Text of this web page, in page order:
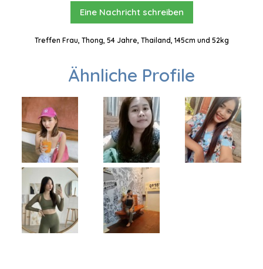
Eine Nachricht schreiben
Treffen Frau, Thong, 54 Jahre, Thailand, 145cm und 52kg
Ähnliche Profile